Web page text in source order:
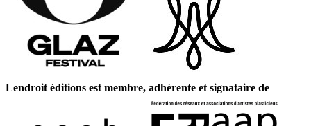
Lendroit éditions est membre, adhérente et signataire de